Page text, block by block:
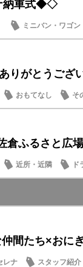
納車式◆◇
ミニバン・ワゴン
りがとうござ
おもてなし そ
倉ふるさと広
近所・近隣 ド
間たち×おに
レナ スタッフ紹介